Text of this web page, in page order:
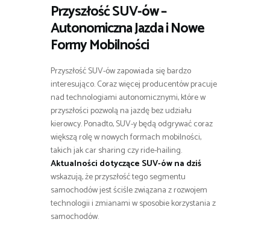
Przyszłość SUV-ów –
Autonomiczna Jazda i Nowe
Formy Mobilności
Przyszłość SUV-ów zapowiada się bardzo
interesująco. Coraz więcej producentów pracuje
nad technologiami autonomicznymi, które w
przyszłości pozwolą na jazdę bez udziału
kierowcy. Ponadto, SUV-y będą odgrywać coraz
większą rolę w nowych formach mobilności,
takich jak car sharing czy ride-hailing.
Aktualności dotyczące SUV-ów na dziś
wskazują, że przyszłość tego segmentu
samochodów jest ściśle związana z rozwojem
technologii i zmianami w sposobie korzystania z
samochodów.